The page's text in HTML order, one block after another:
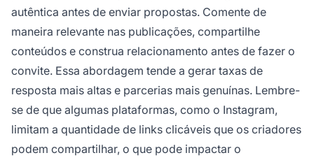
autêntica antes de enviar propostas. Comente de
maneira relevante nas publicações, compartilhe
conteúdos e construa relacionamento antes de fazer o
convite. Essa abordagem tende a gerar taxas de
resposta mais altas e parcerias mais genuínas. Lembre-
se de que algumas plataformas, como o Instagram,
limitam a quantidade de links clicáveis que os criadores
podem compartilhar, o que pode impactar o